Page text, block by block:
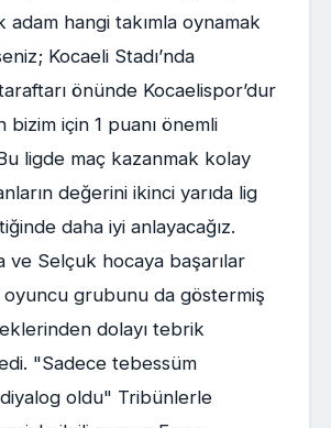
adam hangi takımla oynamak
Kocaeli Stadı’nda
önünde Kocaelispor’dur
bizim için 1 puanı önemli
ligde maç kazanmak kolay
değerini ikinci yarıda lig
daha iyi anlayacağız.
ve Selçuk hocaya başarılar
oyuncu grubunu da göstermiş
dolayı tebrik
"Sadece tebessüm
oldu" Tribünlerle